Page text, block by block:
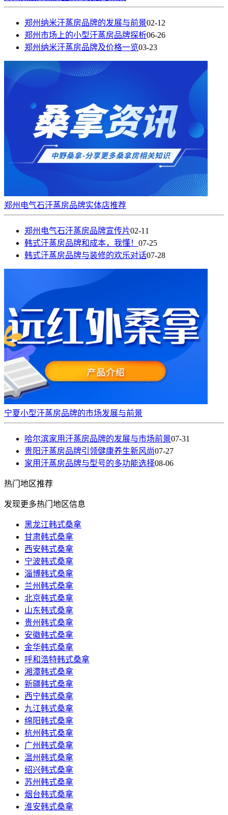
郑州纳米汗蒸房品牌的发展与前景02-12
郑州市场上的小型汗蒸房品牌探析06-26
郑州纳米汗蒸房品牌及价格一览03-23
郑州电气石汗蒸房品牌实体店推荐
郑州电气石汗蒸房品牌宣传片02-11
韩式汗蒸房品牌和成本，我懂！ 07-25
韩式汗蒸房品牌与装修的欢乐对话07-28
宁夏小型汗蒸房品牌的市场发展与前景
哈尔滨家用汗蒸房品牌的发展与市场前景07-31
贵阳汗蒸房品牌引领健康养生新风尚07-27
家用汗蒸房品牌与型号的多功能选择08-06
热门 地区推荐
发现更多热门地区信息
黑龙江韩式桑拿
甘肃韩式桑拿
西安韩式桑拿
宁波韩式桑拿
淄博韩式桑拿
兰州韩式桑拿
北京韩式桑拿
山东韩式桑拿
贵州韩式桑拿
安徽韩式桑拿
金华韩式桑拿
呼和浩特韩式桑拿
湘潭韩式桑拿
新疆韩式桑拿
西宁韩式桑拿
九江韩式桑拿
绵阳韩式桑拿
杭州韩式桑拿
广州韩式桑拿
温州韩式桑拿
绍兴韩式桑拿
苏州韩式桑拿
烟台韩式桑拿
淮安韩式桑拿